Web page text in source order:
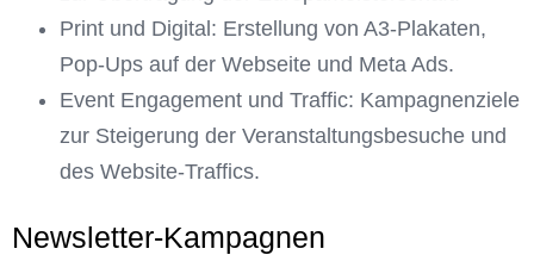
Print und Digital: Erstellung von A3-Plakaten,
Pop-Ups auf der Webseite und Meta Ads.
Event Engagement und Traffic: Kampagnenziele
zur Steigerung der Veranstaltungsbesuche und
des Website-Traffics.
Newsletter-Kampagnen